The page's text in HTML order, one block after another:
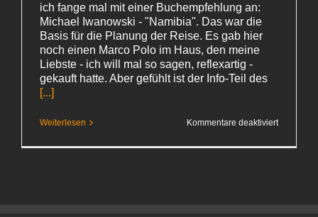
ich fange mal mit einer Buchempfehlung an:
Michael Iwanowski - "Namibia". Das war die
Basis für die Planung der Reise. Es gab hier
noch einen Marco Polo im Haus, den meine
Liebste - ich will mal so sagen, reflexartig -
gekauft hatte. Aber gefühlt ist der Info-Teil des
[...]
Weiterlesen Kommentare deaktiviertfür